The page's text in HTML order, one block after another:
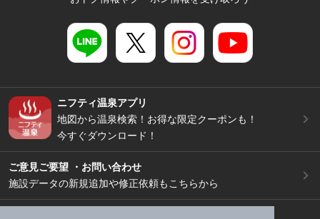
ニフティ温泉アプリ
地図から温泉検索！お得な限定クーポンも！
今すぐダウンロード！
ご意見ご要望 ・お問い合わせ
施設データの新規追加や修正依頼もこちらから